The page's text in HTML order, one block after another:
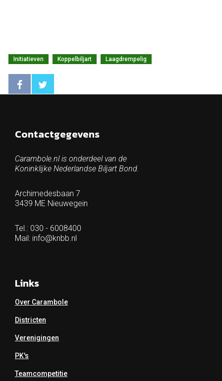
Initiatieven Koppelbiljart Laagdrempelig
Contactgegevens
Carambole.nl is onderdeel van de
Koninklijke Nederlandse Biljart Bond.
Archimedesbaan 7
3439 ME Nieuwegein
Tel.: 030 - 6008400
Mail: info@knbb.nl
Links
Over Carambole
Districten
Verenigingen
PK's
Teamcompetitie